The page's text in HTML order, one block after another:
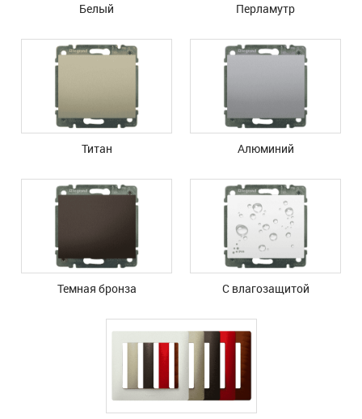
Белый Перламутр
Титан Алюминий
Темная бронза С влагозащитой